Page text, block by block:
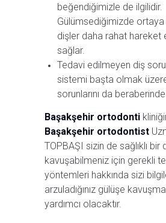
beğendiğimizle de ilgilidir.
Gülümsediğimizde ortaya
dişler daha rahat hareket
sağlar.
Tedavi edilmeyen diş
sistemi başta olmak
sorunlarını da
Başakşehir ortodonti
Başakşehir ortodontist
TOPBAŞI sizin de sağlıklı bir
kavuşabilmeniz için gerekli
yöntemleri hakkında sizi
arzuladığınız gülüşe
yardımcı olacaktır.